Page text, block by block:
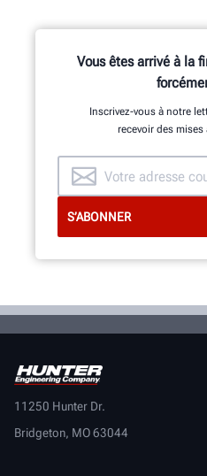
Vous êtes arrivé à la
Inscrivez-vous à notre
recevoir des
11250 Hunter Dr.
Bridgeton, MO 63044